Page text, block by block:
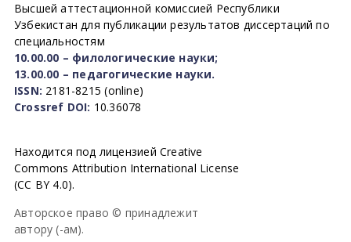
Высшей аттестационной комиссией Республики
Узбекистан для публикации результатов диссертаций по
специальностям
10.00.00 – филологические науки;
13.00.00 – педагогические науки.
ISSN: 2181-8215 (online)
Crossref DOI: 10.36078
Находится под лицензией Creative
Commons Attribution International License
(CC BY 4.0).
Авторское право © принадлежит
автору (-ам).